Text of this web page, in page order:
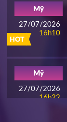
14h00
16h00
HOT
27/07/2026
16h10
Mỹ
27/07/2026
16h22
Mỹ